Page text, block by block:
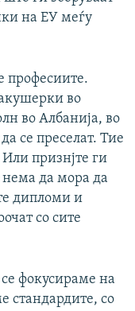
на ЕУ меѓу
професиите.
во
во Албанија, во
се преселат. Тие
признјте ги
нема да мора да
дипломи и
со сите
фокусираме на
стандардите, со